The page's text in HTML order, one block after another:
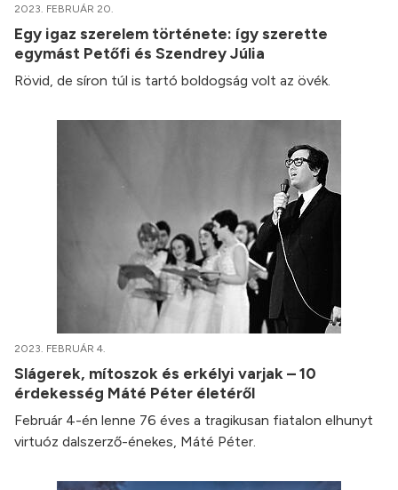
2023. FEBRUÁR 20.
Egy igaz szerelem története: így szerette
egymást Petőfi és Szendrey Júlia
Rövid, de síron túl is tartó boldogság volt az övék.
2023. FEBRUÁR 4.
Slágerek, mítoszok és erkélyi varjak – 10
érdekesség Máté Péter életéről
Február 4-én lenne 76 éves a tragikusan fiatalon elhunyt
virtuóz dalszerző-énekes, Máté Péter.